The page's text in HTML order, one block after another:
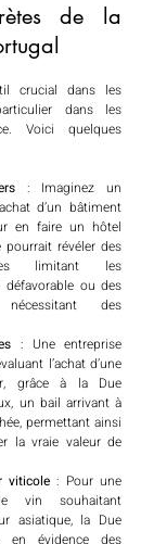
de la
crucial dans les
dans les
Voici quelques
: Imaginez un
d’un bâtiment
en faire un hôtel
révéler des
limitant les
défavorable ou des
des
: Une entreprise
l’achat d’une
grâce à la Due
un bail arrivant à
permettant ainsi
la vraie valeur de
viticole : Pour une
vin souhaitant
asiatique, la Due
en évidence des